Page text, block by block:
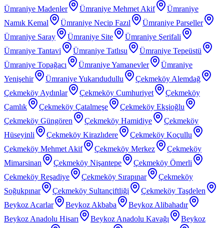
Ümraniye Madenler
Ümraniye Mehmet Akif
Ümraniye
Namık Kemal
Ümraniye Necip Fazıl
Ümraniye Parseller
Ümraniye Saray
Ümraniye Site
Ümraniye Şerifali
Ümraniye Tantavi
Ümraniye Tatlısu
Ümraniye Tepeüstü
Ümraniye Topağacı
Ümraniye Yamanevler
Ümraniye
Yenişehir
Ümraniye Yukarıdudullu
Çekmeköy Alemdağ
Çekmeköy Aydınlar
Çekmeköy Cumhuriyet
Çekmeköy
Çamlık
Çekmeköy Çatalmeşe
Çekmeköy Ekşioğlu
Çekmeköy Güngören
Çekmeköy Hamidiye
Çekmeköy
Hüseyinli
Çekmeköy Kirazlıdere
Çekmeköy Koçullu
Çekmeköy Mehmet Akif
Çekmeköy Merkez
Çekmeköy
Mimarsinan
Çekmeköy Nişantepe
Çekmeköy Ömerli
Çekmeköy Reşadiye
Çekmeköy Sırapınar
Çekmeköy
Soğukpınar
Çekmeköy Sultançiftliği
Çekmeköy Taşdelen
Beykoz Acarlar
Beykoz Akbaba
Beykoz Alibahadır
Beykoz Anadolu Hisarı
Beykoz Anadolu Kavağı
Beykoz